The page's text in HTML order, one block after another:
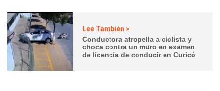
Lee También >
Conductora atropella a ciclista y
choca contra un muro en examen
de licencia de conducir en Curicó